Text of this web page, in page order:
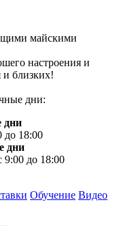
майскими
настроения и
и близких!
дни:
дни
до 18:00
дни
9:00 до 18:00
Обучение Видео